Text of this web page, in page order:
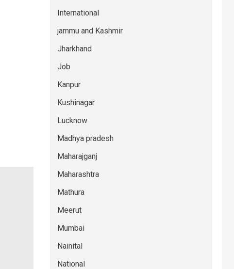
International
jammu and Kashmir
Jharkhand
Job
Kanpur
Kushinagar
Lucknow
Madhya pradesh
Maharajganj
Maharashtra
Mathura
Meerut
Mumbai
Nainital
National